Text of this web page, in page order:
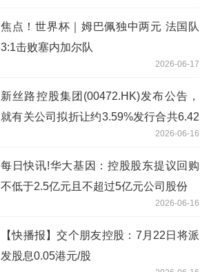
焦点！世界杯｜姆巴佩独中两元 法国队
3:1击败塞内加尔队
2026-06-17
新丝路控股集团(00472.HK)发布公告，
就有关公司拟折让约3.59%发行合共6.42
2026-06-16
每日快讯!华大基因：控股股东提议回购
不低于2.5亿元且不超过5亿元公司股份
2026-06-16
【快播报】交个朋友控股：7月22日将派
发股息0.05港元/股